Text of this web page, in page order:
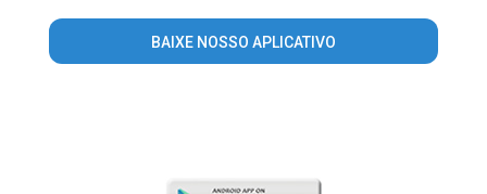
BAIXE NOSSO APLICATIVO